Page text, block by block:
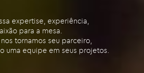
expertise, experiência,
para a mesa.
tornamos seu parceiro,
uma equipe em seus projetos.